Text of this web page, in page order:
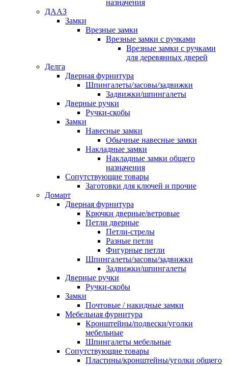
назначения
ДААЗ
Замки
Врезные замки
Врезные замки с ручками
Врезные замки с ручками
для деревянных дверей
Делга
Дверная фурнитура
Шпингалеты/засовы/задвижки
Задвижки/шпингалеты
Дверные ручки
Ручки-скобы
Замки
Навесные замки
Обычные навесные замки
Накладные замки
Накладные замки общего
назначения
Сопутствующие товары
Заготовки для ключей и прочие
Домарт
Дверная фурнитура
Крючки дверные/ветровые
Петли дверные
Петли-стрелы
Разные петли
Фигурные петли
Шпингалеты/засовы/задвижки
Задвижки/шпингалеты
Дверные ручки
Ручки-скобы
Замки
Почтовые / накидные замки
Мебельная фурнитура
Кронштейны/подвески/уголки
мебельные
Шпингалеты мебельные
Сопутствующие товары
Пластины/кронштейны/уголки общего